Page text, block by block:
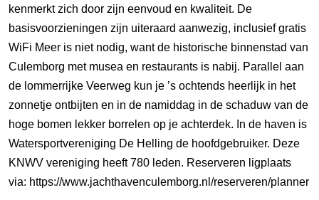
kenmerkt zich door zijn eenvoud en kwaliteit. De
basisvoorzieningen zijn uiteraard aanwezig, inclusief gratis
WiFi Meer is niet nodig, want de historische binnenstad van
Culemborg met musea en restaurants is nabij. Parallel aan
de lommerrijke Veerweg kun je ’s ochtends heerlijk in het
zonnetje ontbijten en in de namiddag in de schaduw van de
hoge bomen lekker borrelen op je achterdek. In de haven is
Watersportvereniging De Helling de hoofdgebruiker. Deze
KNWV vereniging heeft 780 leden. Reserveren ligplaats
via: https://www.jachthavenculemborg.nl/reserveren/planner